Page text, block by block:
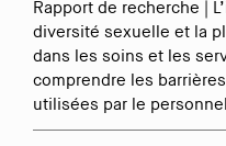
Rapport de recherche |
diversité sexuelle et la
dans les soins et les
comprendre les
utilisées par le personnel
23 septembre 2026à 8:30